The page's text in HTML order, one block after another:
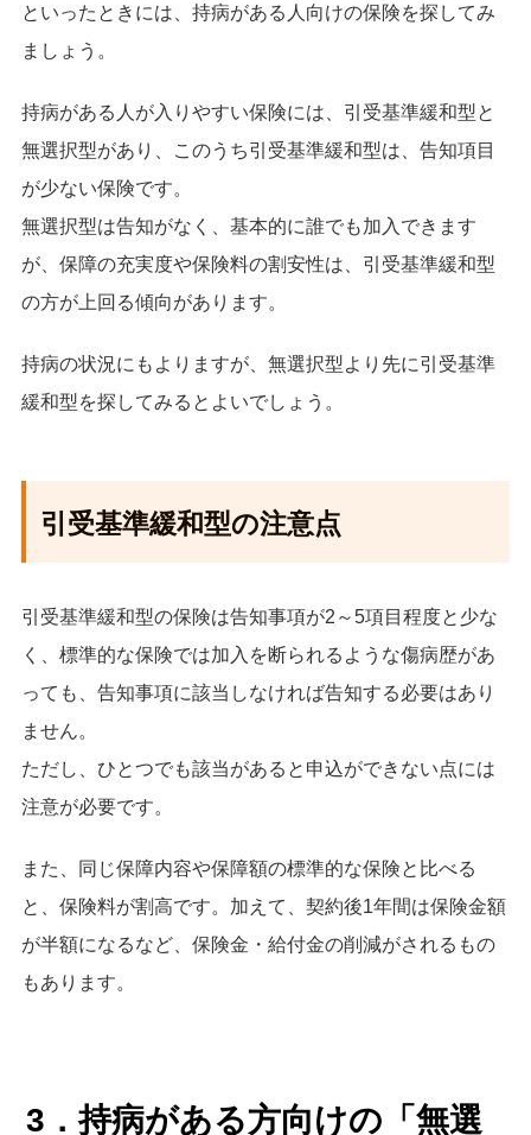
といったときには、持病がある人向けの保険を探してみ
ましょう。
持病がある人が入りやすい保険には、引受基準緩和型と
無選択型があり、このうち引受基準緩和型は、告知項目
が少ない保険です。
無選択型は告知がなく、基本的に誰でも加入できます
が、保障の充実度や保険料の割安性は、引受基準緩和型
の方が上回る傾向があります。
持病の状況にもよりますが、無選択型より先に引受基準
緩和型を探してみるとよいでしょう。
引受基準緩和型の注意点
引受基準緩和型の保険は告知事項が2～5項目程度と少な
く、標準的な保険では加入を断られるような傷病歴があ
っても、告知事項に該当しなければ告知する必要はあり
ません。
ただし、ひとつでも該当があると申込ができない点には
注意が必要です。
また、同じ保障内容や保障額の標準的な保険と比べる
と、保険料が割高です。加えて、契約後1年間は保険金額
が半額になるなど、保険金・給付金の削減がされるもの
もあります。
3．持病がある方向けの「無選